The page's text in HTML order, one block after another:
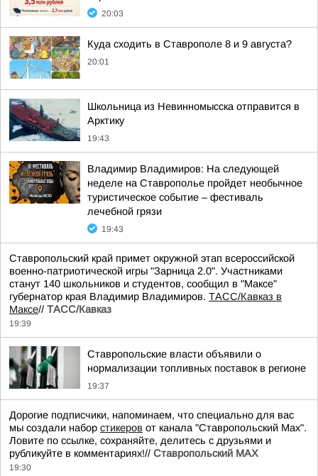
20:03
Куда сходить в Ставрополе 8 и 9 августа?
20:01
Школьница из Невинномысска отправится в
Арктику
19:43
Владимир Владимиров: На следующей
неделе на Ставрополье пройдет необычное
туристическое событие – фестиваль
лечебной грязи
19:43
Ставропольский край примет окружной этап всероссийской
военно-патриотической игры "Зарница 2.0". Участниками
станут 140 школьников и студентов, сообщил в "Максе"
губернатор края Владимир Владимиров. ТАСС/Кавказ в
Максе// ТАСС/Кавказ
19:39
Ставропольские власти объявили о
нормализации топливных поставок в регионе
19:37
Дорогие подписчики, напоминаем, что специально для вас
мы создали набор стикеров от канала "Ставропольский Max".
Ловите по ссылке, сохраняйте, делитесь с друзьями и
рубликуйте в комментариях!// Ставропольский MAX
19:30